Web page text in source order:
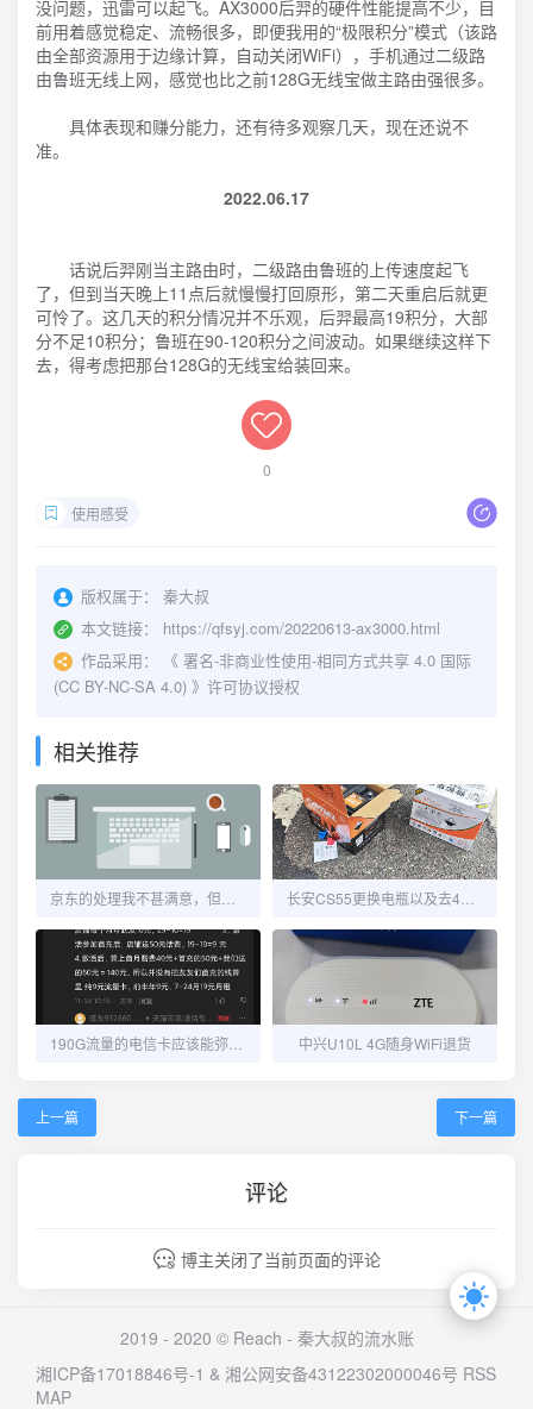
没问题，迅雷可以起飞。AX3000后羿的硬件性能提高不少，目
前用着感觉稳定、流畅很多，即便我用的“极限积分”模式（该路
由全部资源用于边缘计算，自动关闭WiFi），手机通过二级路
由鲁班无线上网，感觉也比之前128G无线宝做主路由强很多。
具体表现和赚分能力，还有待多观察几天，现在还说不
准。
2022.06.17
话说后羿刚当主路由时，二级路由鲁班的上传速度起飞
了，但到当天晚上11点后就慢慢打回原形，第二天重启后就更
可怜了。这几天的积分情况并不乐观，后羿最高19积分，大部
分不足10积分；鲁班在90-120积分之间波动。如果继续这样下
去，得考虑把那台128G的无线宝给装回来。
0
使用感受
版权属于：
秦大叔
本文链接：
https://qfsyj.com/20220613-ax3000.html
作品采用：
《 署名-非商业性使用-相同方式共享 4.0 国际
(CC BY-NC-SA 4.0) 》许可协议授权
相关推荐
中兴U10L 4G随身WiFi退货
上一篇 下一篇
评论
博主关闭了当前页面的评论
2019 - 2020 © Reach - 秦大叔的流水账
湘ICP备17018846号-1 & 湘公网安备43122302000046号 RSS
MAP